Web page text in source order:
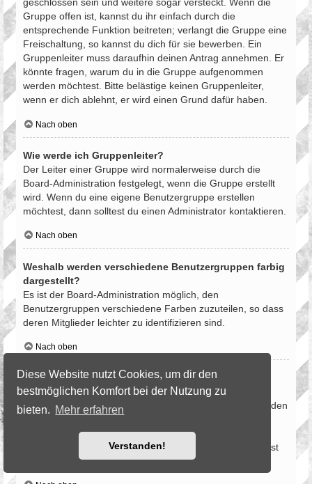
Diese Website nutzt Cookies, um dir den
bestmöglichen Komfort bei der Nutzung zu
bieten. Mehr erfahren
Verstanden!
geschlossen sein und weitere sogar versteckt. Wenn die
Gruppe offen ist, kannst du ihr einfach durch die
entsprechende Funktion beitreten; verlangt die Gruppe eine
Freischaltung, so kannst du dich für sie bewerben. Ein
Gruppenleiter muss daraufhin deinen Antrag annehmen. Er
könnte fragen, warum du in die Gruppe aufgenommen
werden möchtest. Bitte belästige keinen Gruppenleiter,
wenn er dich ablehnt, er wird einen Grund dafür haben.
Nach oben
Wie werde ich Gruppenleiter?
Der Leiter einer Gruppe wird normalerweise durch die
Board-Administration festgelegt, wenn die Gruppe erstellt
wird. Wenn du eine eigene Benutzergruppe erstellen
möchtest, dann solltest du einen Administrator kontaktieren.
Nach oben
Weshalb werden verschiedene Benutzergruppen farbig
dargestellt?
Es ist der Board-Administration möglich, den
Benutzergruppen verschiedene Farben zuzuteilen, so dass
deren Mitglieder leichter zu identifizieren sind.
Nach oben
Was ist eine Hauptgruppe?
Wenn du Mitglied in mehr als einer Benutzergruppe bist,
dient die Hauptgruppe dazu, deine Gruppenfarbe sowie den
festzulegen. Ein Administrator kann dir die Berechtigung
geben, deine Hauptgruppe im persönlichen Bereich selbst